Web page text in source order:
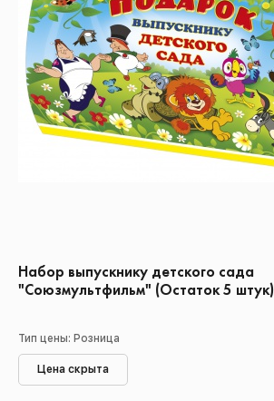
Набор выпускнику детского сада
"Союзмультфильм" (Остаток 5 штук)
Тип цены: Розница
Цена скрыта